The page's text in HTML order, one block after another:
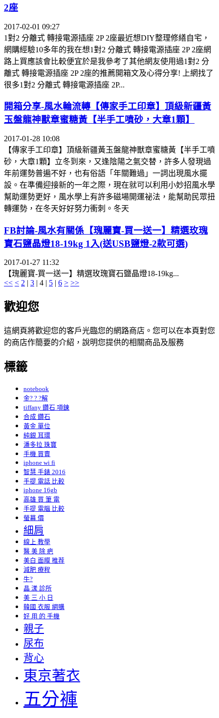
2座
2017-02-01 09:27
1對2 分離式 轉接電源插座 2P 2座最近想DIY整理修繕自宅，
網購經驗10多年的我在想1對2 分離式 轉接電源插座 2P 2座網
路上買應該會比較便宜於是我參考了其他網友使用過1對2 分
離式 轉接電源插座 2P 2座的推薦開箱文及心得分享! 上網找了
很多1對2 分離式 轉接電源插座 2P...
開箱分享-風水輪流轉【傳家手工印章】頂級新疆黃
玉盤龍神獸章蜜糖黃【半手工噴砂，大章1顆】
2017-01-28 10:08
【傳家手工印章】頂級新疆黃玉盤龍神獸章蜜糖黃【半手工噴
砂，大章1顆】立冬到來，又逢陰陽之氣交替，許多人發現過
年前運勢普遍不好，也有俗語「年關難過」一詞出現風水擺
設。在準備迎接新的一年之際，現在就可以利用小妙招風水學
幫助運勢更好，風水學上有許多磁場開運祕法，能幫助民眾扭
轉運勢，在冬天好好努力衝刺。冬天
FB討論-風水有關係【瑰麗寶-買一送一】精選玫瑰
寶石鹽晶燈18-19kg 1入(送USB鹽燈-2款可選)
2017-01-27 11:32
【瑰麗寶-買一送一】精選玫瑰寶石鹽晶燈18-19kg...
<< < 2 | 3 | 4 | 5 | 6 > >>
歡迎您
這網頁將歡迎您的客戶光臨您的網路商店。您可以在本頁對您
的商店作簡要的介紹，說明您提供的相關商品及服務
標籤
notebook
金? ? ?解
tiffany 鑽石 項鍊
合成 鑽石
黃金 單位
純銀 耳環
潘多拉 珠寶
手機 買賣
iphone wi fi
智慧 手錶 2016
手提 電話 比較
iphone 16gb
高雄 買 筆 電
手提 電腦 比較
螢幕 價
細肩
線上 教學
醫 美 除 疤
美白 面膜 推荐
減肥 療程
牛?
晶 漾 診所
美 三 小 日
韓國 衣服 網購
好 用 的 手機
親子
尿布
背心
東京著衣
五分褲